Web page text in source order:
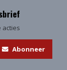
acties
Abonneer